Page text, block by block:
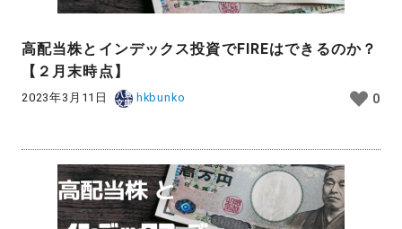
高配当株とインデックス投資でFIREはできるのか？
【２月末時点】
2023年3月11日 hkbunko 0